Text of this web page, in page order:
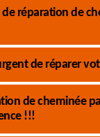
réparation de
de réparer
de cheminée
!!!